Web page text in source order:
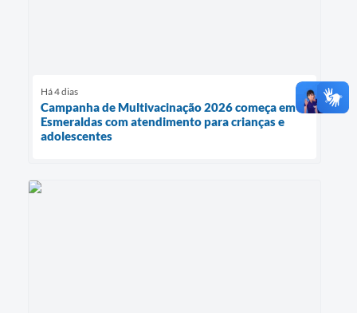
Há 4 dias
Campanha de Multivacinação 2026 começa em
Esmeraldas com atendimento para crianças e
adolescentes